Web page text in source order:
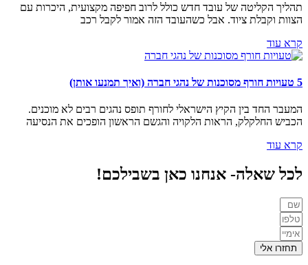
תהליך הקליטה של עובד חדש כולל לרוב חפיפה מקצועית, היכרות עם
הצוות וקבלת ציוד. אבל כשהעובד הזה אמור לקבל רכב
קרא עוד
5 טעויות חורף מסוכנות של נהגי חברה (ואיך תמנעו אותן)
המעבר החד בין הקיץ הישראלי לחורף תופס נהגים רבים לא מוכנים.
הכביש החלקלק, הראות הלקויה והגשם הראשון הופכים את הנסיעה
קרא עוד
לכל שאלה- אנחנו כאן בשבילכם!
תחזרו אלי